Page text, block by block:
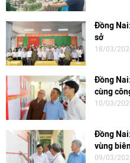
Đồng
sở
18/03/
Đồng
cùng
10/03/
Đồng
vùng
09/03/